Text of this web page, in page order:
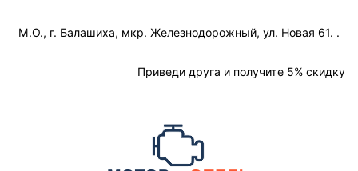
М.О., г. Балашиха, мкр. Железнодорожный, ул. Новая 61. .
Приведи друга и получите 5% скидку